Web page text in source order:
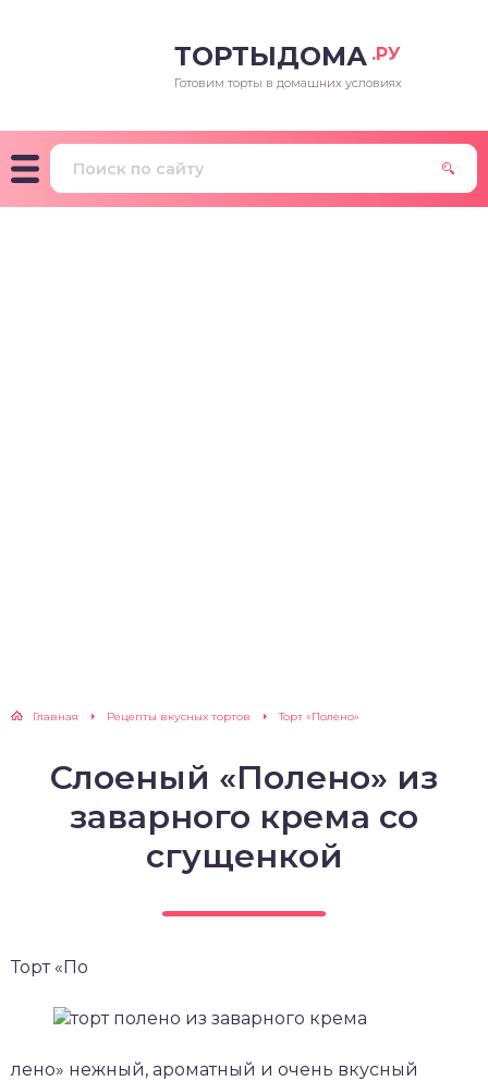
ТОРТЫДОМА .РУ
Готовим торты в домашних условиях
Главная Рецепты вкусных тортов Торт «Полено»
Слоеный «Полено» из
заварного крема со
сгущенкой
Торт «По
лено» нежный, ароматный и очень вкусный